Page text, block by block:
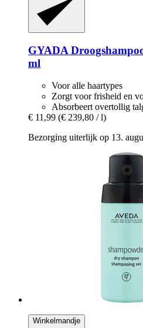
GYADA
ml
Voor alle haartypes
Zorgt voor frisheid en
Absorbeert overtollig
€ 11,99 (€ 239,80 / l)
Bezorging uiterlijk op 13.
Winkelmandje